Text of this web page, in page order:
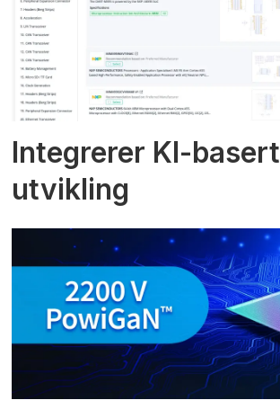
Integrerer KI-basert
utvikling